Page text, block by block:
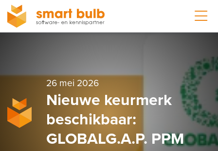
26 mei 2026
Nieuwe keurmerk
beschikbaar:
GLOBALG.A.P. PPM